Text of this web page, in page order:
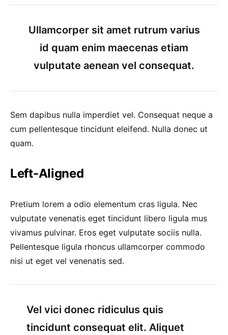
Ullamcorper sit amet rutrum varius
id quam enim maecenas etiam
vulputate aenean vel consequat.
Sem dapibus nulla imperdiet vel. Consequat neque a
cum pellentesque tincidunt eleifend. Nulla donec ut
quam.
Left-Aligned
Pretium lorem a odio elementum cras ligula. Nec
vulputate venenatis eget tincidunt libero ligula mus
vivamus pulvinar. Eros eget vulputate sociis nulla.
Pellentesque ligula rhoncus ullamcorper commodo
nisi ut eget vel venenatis sed.
Vel vici donec ridiculus quis
tincidunt consequat elit. Aliquet